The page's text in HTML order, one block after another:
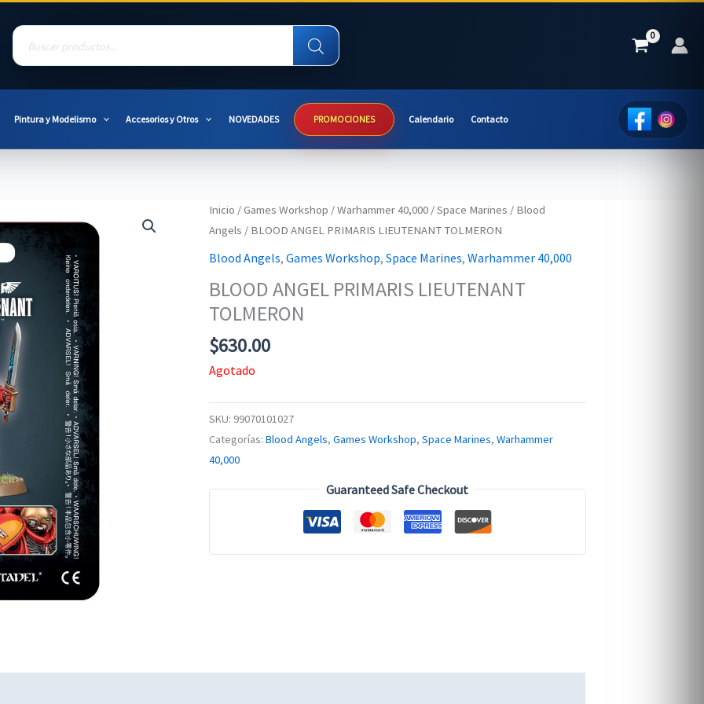
Products
search
Pintura y Modelismo Accesorios y Otros NOVEDADES PROMOCIONES Calendario Contacto
Inicio /Games Workshop /Warhammer 40,000/Space Marines / Blood
Angels / BLOOD ANGEL PRIMARIS LIEUTENANT TOLMERON
Blood Angels, Games Workshop, Space Marines, Warhammer 40,000
BLOOD ANGEL PRIMARIS LIEUTENANT
TOLMERON
$630.00
Agotado
SKU: 99070101027
Categorías: Blood Angels, Games Workshop, Space Marines, Warhammer
40,000
Guaranteed Safe Checkout